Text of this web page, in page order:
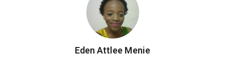
Eden Attlee Menie